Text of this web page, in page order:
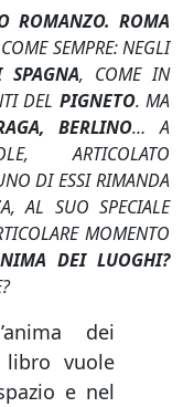
ROMANZO. ROMA
SEMPRE: NEGLI
, COME IN
DEL PIGNETO. MA
BERLINO… A
ARTICOLATO
DI ESSI RIMANDA
AL SUO SPECIALE
MOMENTO
DEI LUOGHI?
dei
vuole
e nel